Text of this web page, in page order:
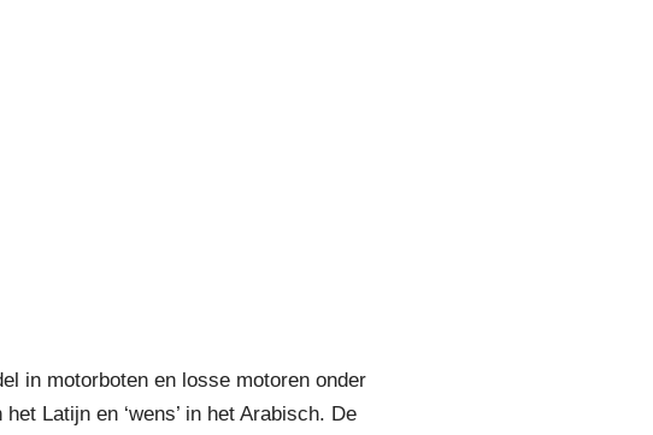
in motorboten en losse motoren onder
Latijn en ‘wens’ in het Arabisch. De